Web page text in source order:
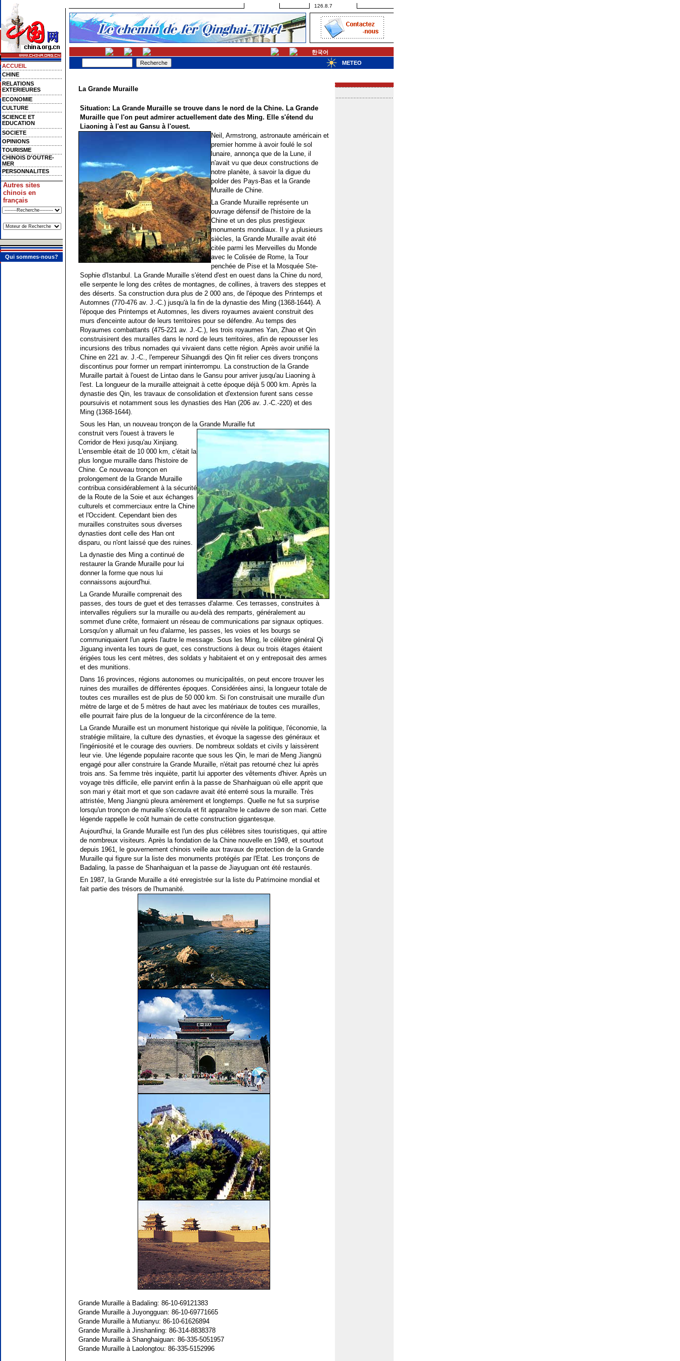
126.8.7
ACCUEIL
CHINE
RELATIONS
EXTERIEURES
ECONOMIE
CULTURE
SCIENCE ET
EDUCATION
SOCIETE
OPINIONS
TOURISME
CHINOIS D'OUTRE-
MER
PERSONNALITES
Autres sites
chinois en
français
Qui sommes-nous?
한국어
METEO
La Grande Muraille
Situation: La Grande Muraille se trouve dans le nord de la Chine. La Grande
Muraille que l'on peut admirer actuellement date des Ming. Elle s'étend du
Liaoning à l'est au Gansu à l'ouest.
Neil, Armstrong, astronaute américain et
premier homme à avoir foulé le sol
lunaire, annonça que de la Lune, il
n'avait vu que deux constructions de
notre planète, à savoir la digue du
polder des Pays-Bas et la Grande
Muraille de Chine.
La Grande Muraille représente un
ouvrage défensif de l'histoire de la
Chine et un des plus prestigieux
monuments mondiaux. Il y a plusieurs
siècles, la Grande Muraille avait été
citée parmi les Merveilles du Monde
avec le Colisée de Rome, la Tour
penchée de Pise et la Mosquée Ste-
Sophie d'Istanbul. La Grande Muraille s'étend d'est en ouest dans la Chine du nord,
elle serpente le long des crêtes de montagnes, de collines, à travers des steppes et
des déserts. Sa construction dura plus de 2 000 ans, de l'époque des Printemps et
Automnes (770-476 av. J.-C.) jusqu'à la fin de la dynastie des Ming (1368-1644). A
l'époque des Printemps et Automnes, les divers royaumes avaient construit des
murs d'enceinte autour de leurs territoires pour se défendre. Au temps des
Royaumes combattants (475-221 av. J.-C.), les trois royaumes Yan, Zhao et Qin
construisirent des murailles dans le nord de leurs territoires, afin de repousser les
incursions des tribus nomades qui vivaient dans cette région. Après avoir unifié la
Chine en 221 av. J.-C., l'empereur Sihuangdi des Qin fit relier ces divers tronçons
discontinus pour former un rempart ininterrompu. La construction de la Grande
Muraille partait à l'ouest de Lintao dans le Gansu pour arriver jusqu'au Liaoning à
l'est. La longueur de la muraille atteignait à cette époque déjà 5 000 km. Après la
dynastie des Qin, les travaux de consolidation et d'extension furent sans cesse
poursuivis et notamment sous les dynasties des Han (206 av. J.-C.-220) et des
Ming (1368-1644).
Sous les Han, un nouveau tronçon de la Grande Muraille fut
construit vers l'ouest à travers le
Corridor de Hexi jusqu'au Xinjiang.
L'ensemble était de 10 000 km, c'était la
plus longue muraille dans l'histoire de
Chine. Ce nouveau tronçon en
prolongement de la Grande Muraille
contribua considérablement à la sécurité
de la Route de la Soie et aux échanges
culturels et commerciaux entre la Chine
et l'Occident. Cependant bien des
murailles construites sous diverses
dynasties dont celle des Han ont
disparu, ou n'ont laissé que des ruines.
La dynastie des Ming a continué de
restaurer la Grande Muraille pour lui
donner la forme que nous lui
connaissons aujourd'hui.
La Grande Muraille comprenait des
passes, des tours de guet et des terrasses d'alarme. Ces terrasses, construites à
intervalles réguliers sur la muraille ou au-delà des remparts, généralement au
sommet d'une crête, formaient un réseau de communications par signaux optiques.
Lorsqu'on y allumait un feu d'alarme, les passes, les voies et les bourgs se
communiquaient l'un après l'autre le message. Sous les Ming, le célèbre général Qi
Jiguang inventa les tours de guet, ces constructions à deux ou trois étages étaient
érigées tous les cent mètres, des soldats y habitaient et on y entreposait des armes
et des munitions.
Dans 16 provinces, régions autonomes ou municipalités, on peut encore trouver les
ruines des murailles de différentes époques. Considérées ainsi, la longueur totale de
toutes ces murailles est de plus de 50 000 km. Si l'on construisait une muraille d'un
mètre de large et de 5 mètres de haut avec les matériaux de toutes ces murailles,
elle pourrait faire plus de la longueur de la circonférence de la terre.
La Grande Muraille est un monument historique qui révèle la politique, l'économie, la
stratégie militaire, la culture des dynasties, et évoque la sagesse des généraux et
l'ingéniosité et le courage des ouvriers. De nombreux soldats et civils y laissèrent
leur vie. Une légende populaire raconte que sous les Qin, le mari de Meng Jiangnü
engagé pour aller construire la Grande Muraille, n'était pas retourné chez lui après
trois ans. Sa femme très inquiète, partit lui apporter des vêtements d'hiver. Après un
voyage très difficile, elle parvint enfin à la passe de Shanhaiguan où elle apprit que
son mari y était mort et que son cadavre avait été enterré sous la muraille. Très
attristée, Meng Jiangnü pleura amèrement et longtemps. Quelle ne fut sa surprise
lorsqu'un tronçon de muraille s'écroula et fit apparaître le cadavre de son mari. Cette
légende rappelle le coût humain de cette construction gigantesque.
Aujourd'hui, la Grande Muraille est l'un des plus célèbres sites touristiques, qui attire
de nombreux visiteurs. Après la fondation de la Chine nouvelle en 1949, et sourtout
depuis 1961, le gouvernement chinois veille aux travaux de protection de la Grande
Muraille qui figure sur la liste des monuments protégés par l'Etat. Les tronçons de
Badaling, la passe de Shanhaiguan et la passe de Jiayuguan ont été restaurés.
En 1987, la Grande Muraille a été enregistrée sur la liste du Patrimoine mondial et
fait partie des trésors de l'humanité.
Grande Muraille à Badaling: 86-10-69121383
Grande Muraille à Juyongguan: 86-10-69771665
Grande Muraille à Mutianyu: 86-10-61626894
Grande Muraille à Jinshanling: 86-314-8838378
Grande Muraille à Shanghaiguan: 86-335-5051957
Grande Muraille à Laolongtou: 86-335-5152996